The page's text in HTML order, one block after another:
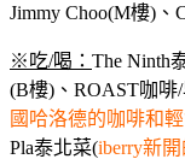
Jimmy Choo(M樓)、
※ 吃/喝： The Ninth
(B樓)、ROAST咖啡
國哈洛德的咖啡和
Pla泰北菜(iberry新